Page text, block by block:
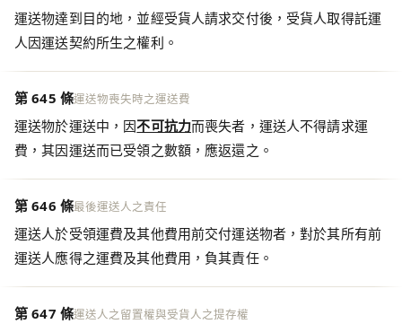
運送物達到目的地，並經受貨人請求交付後，受貨人取得託運
人因運送契約所生之權利。
第 645 條運送物喪失時之運送費
運送物於運送中，因不可抗力而喪失者，運送人不得請求運
費，其因運送而已受領之數額，應返還之。
第 646 條最後運送人之責任
運送人於受領運費及其他費用前交付運送物者，對於其所有前
運送人應得之運費及其他費用，負其責任。
第 647 條運送人之留置權與受貨人之提存權